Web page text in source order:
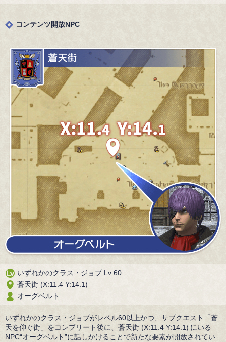
コンテンツ開放NPC
いずれかのクラス・ジョブ Lv 60
蒼天街 (X:11.4 Y:14.1)
オーグベルト
いずれかのクラス・ジョブがレベル60以上かつ、サブクエスト「蒼
天を仰ぐ街」をコンプリート後に、蒼天街 (X:11.4 Y:14.1) にいる
NPC“オーグベルト”に話しかけることで新たな要素が開放されてい